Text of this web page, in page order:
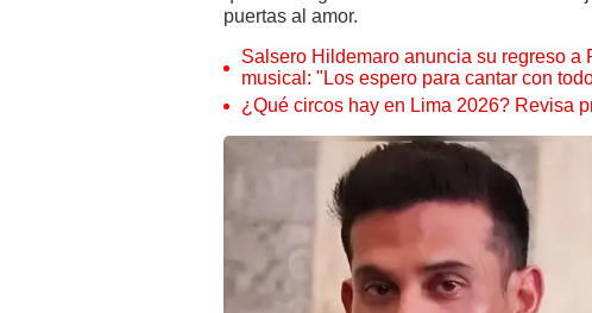
puertas al amor.
Salsero Hildemaro anuncia su regreso a
musical: "Los espero para cantar con
¿Qué circos hay en Lima 2026? Revisa